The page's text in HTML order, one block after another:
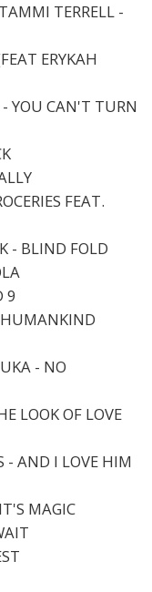
TERRELL -
ERYKAH
YOU CAN'T TURN
FEAT.
- BLIND FOLD
9
- NO
LOOK OF LOVE
- AND I LOVE HIM
MAGIC